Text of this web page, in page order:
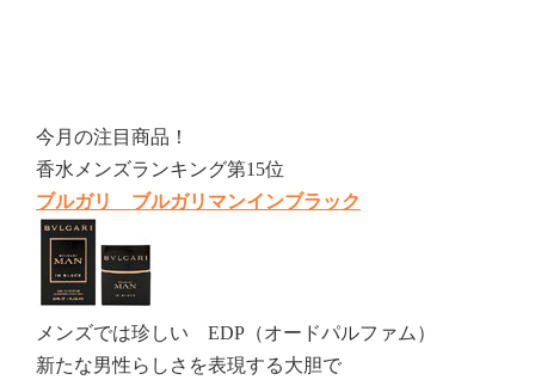
今月の注目商品！
香水メンズランキング第15位
ブルガリ ブルガリマンインブラック
メンズでは珍しい EDP（オードパルファム）
新たな男性らしさを表現する大胆で